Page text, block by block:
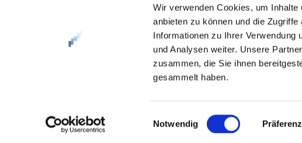
Wir verwenden Cookies, um
anbieten zu können und die
Informationen zu Ihrer Verwendung
und Analysen weiter. Unsere
zusammen, die Sie ihnen
gesammelt haben.
Einwilligungsauswahl
Notwendig
Org. nr. 994 153 862